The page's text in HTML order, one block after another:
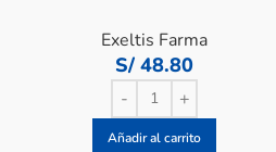
Exeltis Farma
S/ 48.80
Añadir al carrito